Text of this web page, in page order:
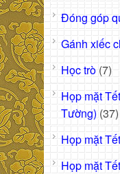
Đóng góp
Gánh xiếc
Học trò (7)
Họp mặt
Tường) (37)
Họp mặt
Họp mặt